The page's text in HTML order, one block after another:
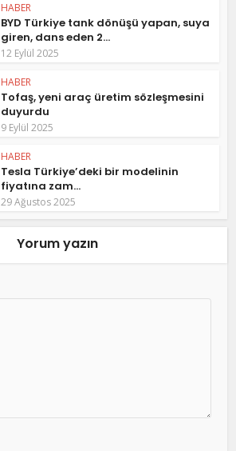
HABER
BYD Türkiye tank dönüşü yapan, suya
giren, dans eden 2...
12 Eylül 2025
HABER
Tofaş, yeni araç üretim sözleşmesini
duyurdu
9 Eylül 2025
HABER
Tesla Türkiye’deki bir modelinin
fiyatına zam...
29 Ağustos 2025
Yorum yazın